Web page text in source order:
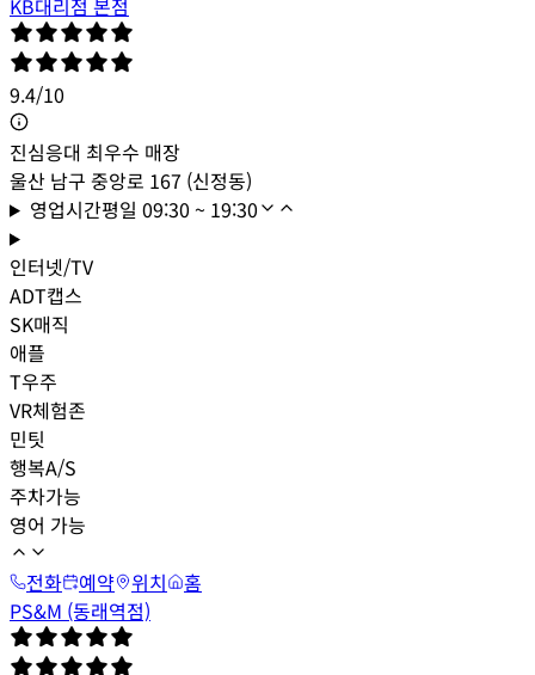
KB대리점 본점
9.4/10
진심응대 최우수 매장
울산 남구 중앙로 167 (신정동)
영업시간평일 09:30 ~ 19:30
인터넷/TV
ADT캡스
SK매직
애플
T우주
VR체험존
민팃
행복A/S
주차가능
영어 가능
전화
예약 위치
홈
PS&M (동래역점)